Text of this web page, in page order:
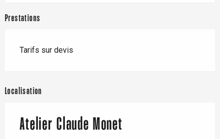
Prestations
Tarifs sur devis
Localisation
Atelier Claude Monet